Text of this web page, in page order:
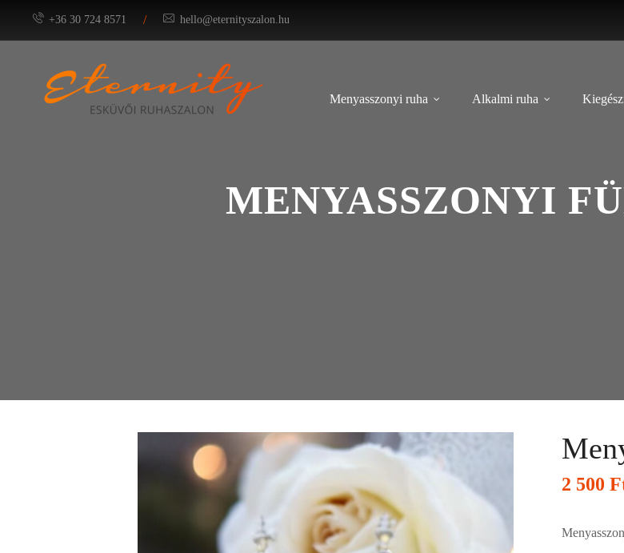
+36 30 724 8571 / hello@eternityszalon.hu
Menyasszonyi ruha Alkalmi ruha
MENYASSZONYI
2 500